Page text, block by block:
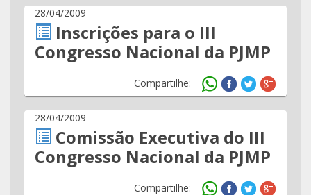
28/04/2009
Inscrições para o III
Congresso Nacional da PJMP
Compartilhe:
28/04/2009
Comissão Executiva do III
Congresso Nacional da PJMP
Compartilhe: